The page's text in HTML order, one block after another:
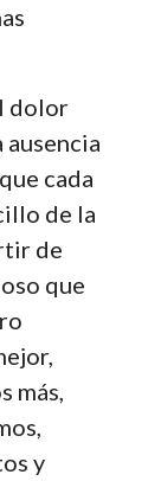
dolor
ausencia
cada
de la
de
que
más,
y